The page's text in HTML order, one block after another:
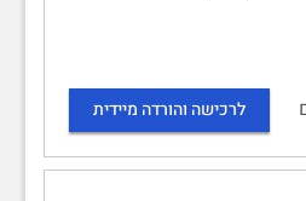
לרכישה והורדה מיידית